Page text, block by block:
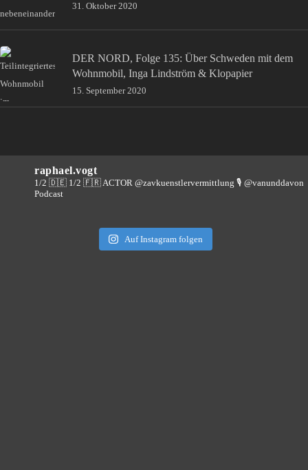
31. Oktober 2020
DER NORD, Folge 135: Über Schweden mit dem
Wohnmobil, Inga Lindström & Klopapier
15. September 2020
raphael.vogt
1/2 🇩🇪 1/2 🇫🇷 ACTOR @zavkuenstlervermittlung 🎙️ @vanunddavon
Podcast
Auf Instagram folgen